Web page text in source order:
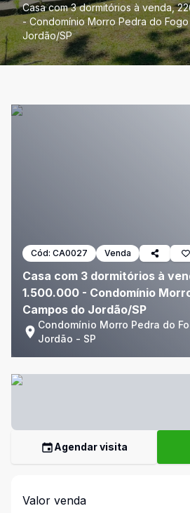
Casa com 3 dormitórios à venda,
- Condomínio Morro Pedra do
Jordão/SP
Cód: CA0027 Venda
Casa com 3 dormitórios à
1.500.000 - Condomínio
Campos do Jordão/SP
Condomínio Morro Pedra do
Jordão - SP
Agendar visita
Valor venda